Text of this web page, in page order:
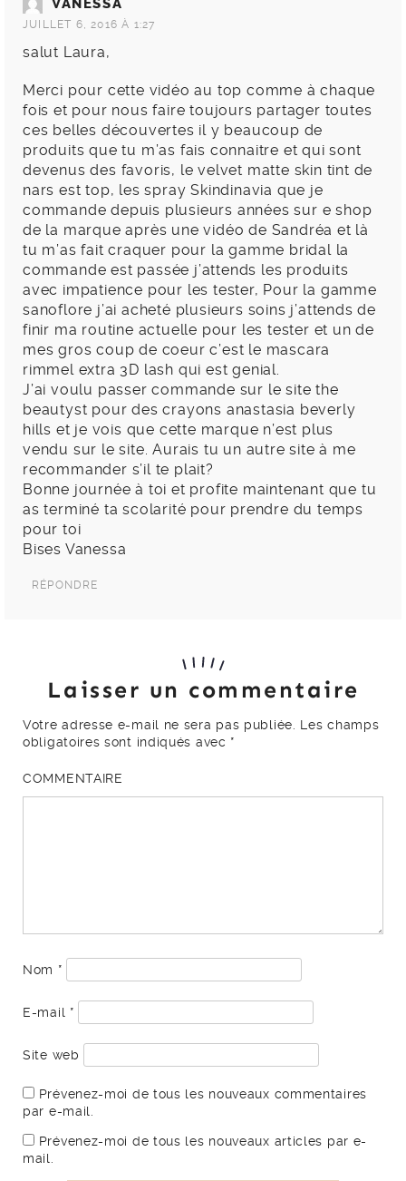
VANESSA
JUILLET 6, 2016 À 1:27
salut Laura,
Merci pour cette vidéo au top comme à chaque
fois et pour nous faire toujours partager toutes
ces belles découvertes il y beaucoup de
produits que tu m’as fais connaitre et qui sont
devenus des favoris, le velvet matte skin tint de
nars est top, les spray Skindinavia que je
commande depuis plusieurs années sur e shop
de la marque après une vidéo de Sandréa et là
tu m’as fait craquer pour la gamme bridal la
commande est passée j’attends les produits
avec impatience pour les tester, Pour la gamme
sanoflore j’ai acheté plusieurs soins j’attends de
finir ma routine actuelle pour les tester et un de
mes gros coup de coeur c’est le mascara
rimmel extra 3D lash qui est genial.
J’ai voulu passer commande sur le site the
beautyst pour des crayons anastasia beverly
hills et je vois que cette marque n’est plus
vendu sur le site. Aurais tu un autre site à me
recommander s’il te plait?
Bonne journée à toi et profite maintenant que tu
as terminé ta scolarité pour prendre du temps
pour toi
Bises Vanessa
RÉPONDRE
Laisser un commentaire
Votre adresse e-mail ne sera pas publiée. Les champs
obligatoires sont indiqués avec *
COMMENTAIRE
Nom *
E-mail *
Site web
Prévenez-moi de tous les nouveaux commentaires
par e-mail.
Prévenez-moi de tous les nouveaux articles par e-
mail.